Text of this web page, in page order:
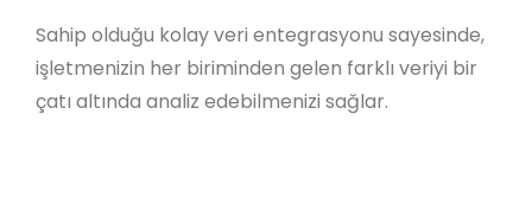
Sahip olduğu kolay veri entegrasyonu sayesinde,
işletmenizin her biriminden gelen farklı veriyi bir
çatı altında analiz edebilmenizi sağlar.